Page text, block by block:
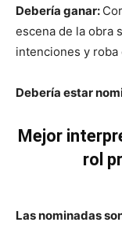
Debería ganar:
escena de la obra
intenciones y roba
Debería estar
Mejor
rol
Las nominadas